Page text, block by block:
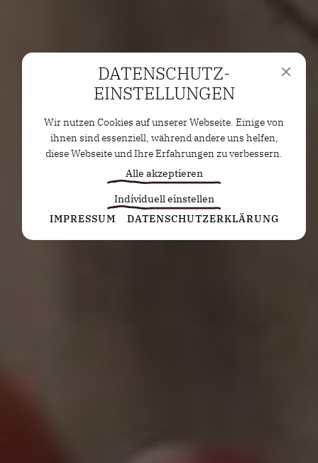
DATENSCHUTZ­
EINSTELLUNGEN
Wir nutzen Cookies auf unserer Webseite. Einige von
ihnen sind essenziell, während andere uns helfen,
diese Webseite und Ihre Erfahrungen zu verbessern.
Alle akzeptieren
Individuell einstellen
Statistiken
Diese Cookies erfassen anonyme Statistiken. Diese
IMPRESSUM DATENSCHUTZERKLÄRUNG